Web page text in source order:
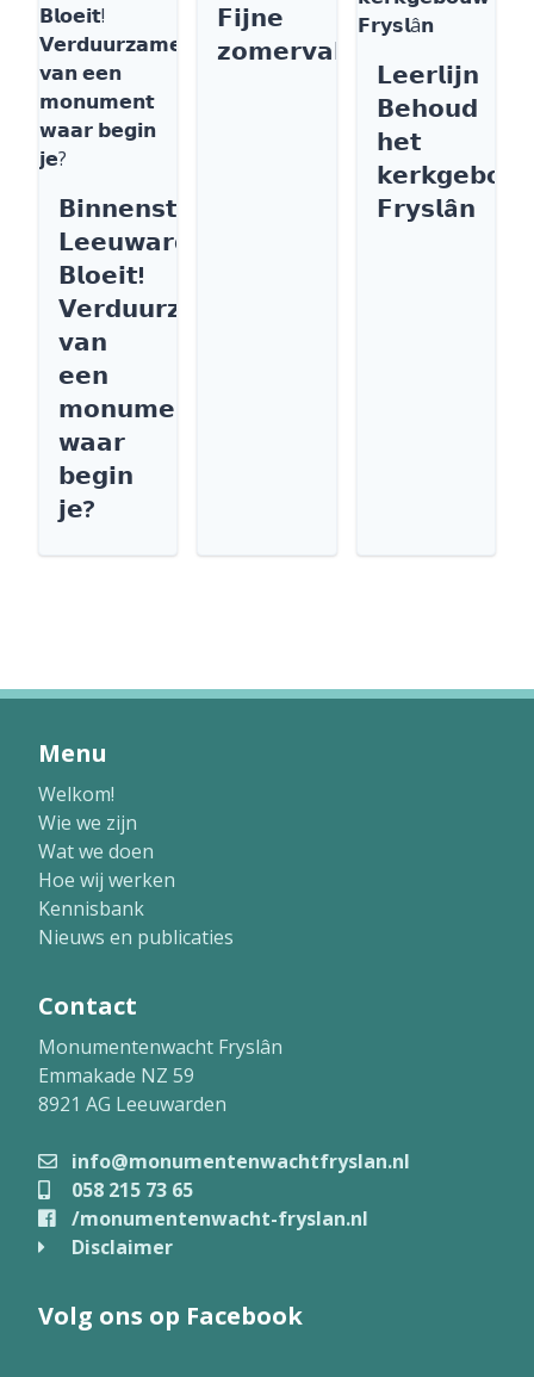
𝗕𝗶𝗻𝗻𝗲𝗻𝘀𝘁𝗮𝗱
𝗟𝗲𝗲𝘂𝘄𝗮𝗿𝗱𝗲𝗻
𝗕𝗹𝗼𝗲𝗶𝘁!
𝗩𝗲𝗿𝗱𝘂𝘂𝗿𝘇𝗮𝗺𝗲𝗻
𝘃𝗮𝗻
𝗲𝗲𝗻
𝗺𝗼𝗻𝘂𝗺𝗲𝗻𝘁
𝘄𝗮𝗮𝗿
𝗯𝗲𝗴𝗶𝗻
𝗷𝗲?
𝗙𝗶𝗷𝗻𝗲
𝘇𝗼𝗺𝗲𝗿𝘃𝗮𝗸𝗮𝗻𝘁𝗶𝗲
𝗟𝗲𝗲𝗿𝗹𝗶𝗷𝗻
𝗕𝗲𝗵𝗼𝘂𝗱
𝗵𝗲𝘁
𝗙𝗿𝘆𝘀𝗹â𝗻
Menu
Welkom!
Wie we zijn
Wat we doen
Hoe wij werken
Kennisbank
Nieuws en publicaties
Contact
Monumentenwacht Fryslân
Emmakade NZ 59
8921 AG Leeuwarden
info@monumentenwachtfryslan.nl
058 215 73 65
/monumentenwacht-fryslan.nl
Disclaimer
Volg ons op Facebook